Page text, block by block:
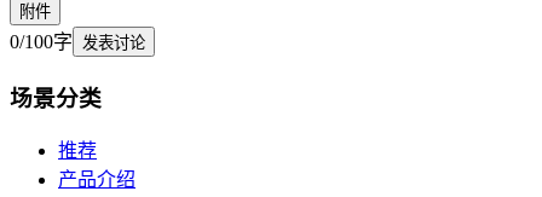
附件
0/100字 发表讨论
场景分类
推荐
产品介绍